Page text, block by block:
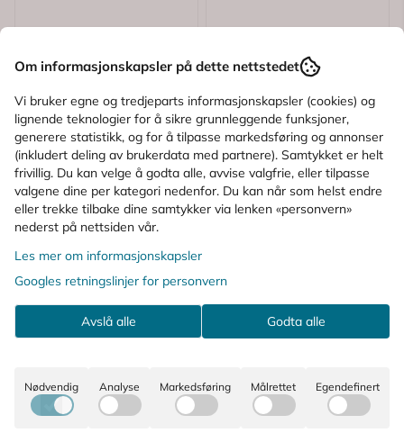
Basiron
Basiron Duopack
Uvmune Ultralett &
Metroruboril A.Z
Duopack399,-
Om informasjonskapsler på dette nettstedet
Vi bruker egne og tredjeparts informasjonskapsler (cookies) og
lignende teknologier for å sikre grunnleggende funksjoner,
generere statistikk, og for å tilpasse markedsføring og annonser
(inkludert deling av brukerdata med partnere). Samtykket er helt
frivillig. Du kan velge å godta alle, avvise valgfrie, eller tilpasse
valgene dine per kategori nedenfor. Du kan når som helst endre
eller trekke tilbake dine samtykker via lenken «personvern»
nederst på nettsiden vår.
Les mer om informasjonskapsler
Googles retningslinjer for personvern
Avslå alle Godta alle
Nødvendig Analyse Markedsføring Målrettet Egendefinert